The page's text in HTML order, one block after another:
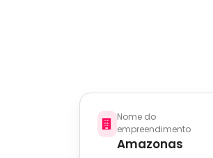
Nome do
empreendimento
Amazonas